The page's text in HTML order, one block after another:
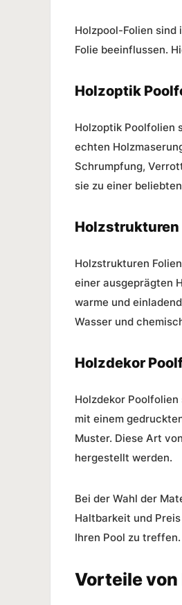
Holzpool-Folien
Folie beeinflussen.
Holzoptik
Holzoptik Poolfolien
echten
Schrumpfung,
sie zu einer
Holzstrukturen
Holzstrukturen Folien
einer ausgeprägten
warme und
Wasser und
Holzdekor
Holzdekor Poolfolien
mit einem
Muster. Diese Art
hergestellt werden.
Bei der Wahl der
Haltbarkeit und
Ihren Pool zu treffen.
Vorteile